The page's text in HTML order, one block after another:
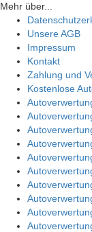
Mehr über...
Unsere AGB
Impressum
Kontakt
Zahlung und
Kostenlose